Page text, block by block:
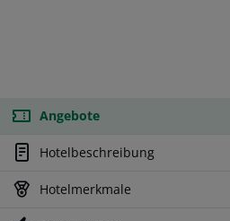
Angebote
Hotelbeschreibung
Hotelmerkmale